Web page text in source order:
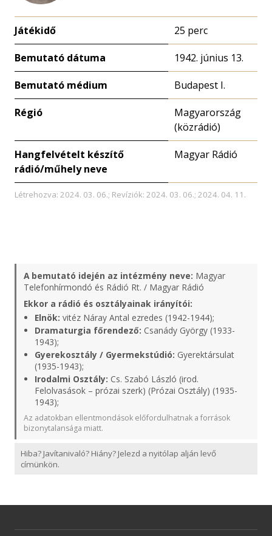
Játékidő 25 perc
Bemutató dátuma 1942. június 13.
Bemutató médium Budapest I.
Régió
Magyarország
(közrádió)
Hangfelvételt készítő
rádió/műhely neve
Magyar Rádió
Létrehozva: 2024. 03. 06.; Revíziók: 2024. 03. 06.; 2024. 04. 11.
A bemutató idején az intézmény neve: Magyar
Telefonhírmondó és Rádió Rt. / Magyar Rádió
Ekkor a rádió és osztályainak irányítói:
Elnök: vitéz Náray Antal ezredes (1942-1944);
Dramaturgia főrendező: Csanády György (1933-
1943);
Gyerekosztály / Gyermekstúdió: Gyerektársulat
(1935-1943);
Irodalmi Osztály: Cs. Szabó László (irod.
Felolvasások – prózai szerk) (Prózai Osztály) (1935-
1943);
Az adatokban ellentmondások előfordulhatnak a források
bizonytalansága miatt.
Hiba? Javítanivaló? Hiány? Jelezd a nyitólap alján levő
címünkön.